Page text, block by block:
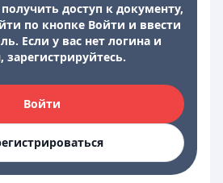
доступ к документу,
по кнопке Войти и ввести
Если у вас нет логина и
зарегистрируйтесь.
Войти